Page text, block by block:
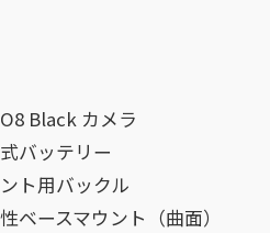
Black カメラ
バッテリー
ト用バックル
ベースマウント（曲面）